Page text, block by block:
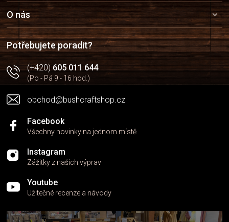
a
t
í
O nás
Potřebujete poradit?
(+420)605 011 644
(Po - Pá 9 - 16 hod.)
obchod@bushcraftshop.cz
Facebook
Všechny novinky na jednom místě
Instagram
Zážitky z našich výprav
Youtube
Užitečné recenze a návody